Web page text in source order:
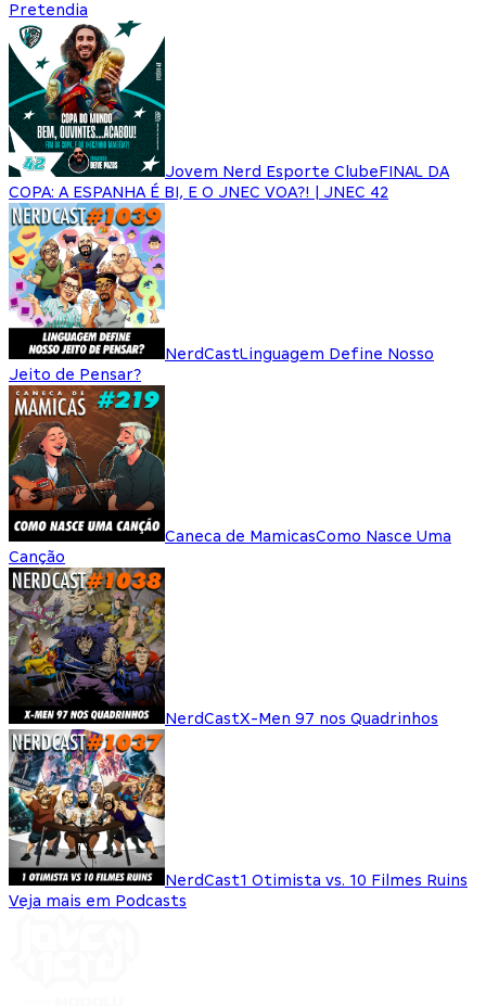
Pretendia
Jovem Nerd Esporte ClubeFINAL DA
COPA: A ESPANHA É BI, E O JNEC VOA?! | JNEC 42
NerdCastLinguagem Define Nosso
Jeito de Pensar?
Caneca de MamicasComo Nasce Uma
Canção
NerdCastX-Men 97 nos Quadrinhos
NerdCast1 Otimista vs. 10 Filmes Ruins
Veja mais em Podcasts